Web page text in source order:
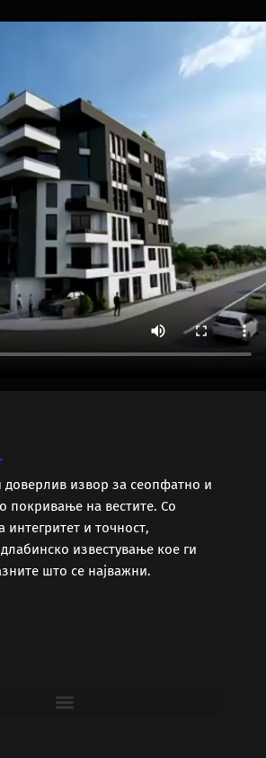
извор за сеопфатно и
покривање на вестите. Со
интегритет и точност,
известување кое ги
што се најважни.